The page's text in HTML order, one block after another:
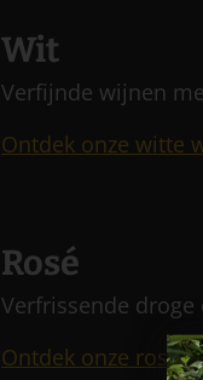
Wit
Verfijnde wijnen
Ontdek onze witte
Rosé
Verfrissende
Ontdek onze rosé